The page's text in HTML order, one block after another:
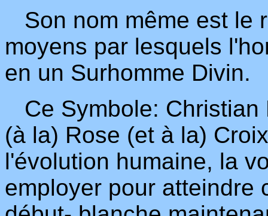
Son nom même est le
moyens par lesquels
en un Surhomme Divin.
Ce Symbole: Christian
(à la) Rose (et à la)
l'évolution humaine, la
employer pour atteindre